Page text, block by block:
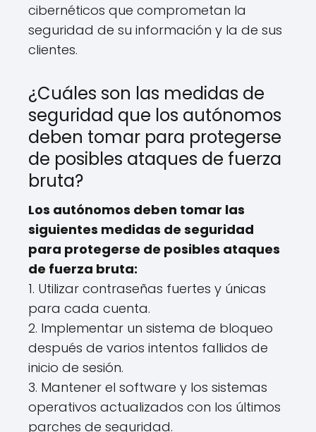
cibernéticos que comprometan la
seguridad de su información y la de sus
clientes.
¿Cuáles son las medidas de
seguridad que los autónomos
deben tomar para protegerse
de posibles ataques de fuerza
bruta?
Los autónomos deben tomar las
siguientes medidas de seguridad
para protegerse de posibles ataques
de fuerza bruta:
1. Utilizar contraseñas fuertes y únicas
para cada cuenta.
2. Implementar un sistema de bloqueo
después de varios intentos fallidos de
inicio de sesión.
3. Mantener el software y los sistemas
operativos actualizados con los últimos
parches de seguridad.